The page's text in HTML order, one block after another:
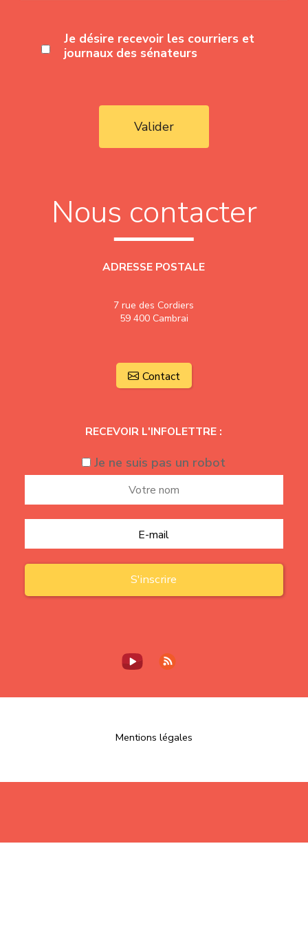
Je désire recevoir les courriers et
journaux des sénateurs
Valider
Nous contacter
ADRESSE POSTALE
7 rue des Cordiers
59 400 Cambrai
Contact
RECEVOIR L'INFOLETTRE :
Je ne suis pas un robot
Mentions légales